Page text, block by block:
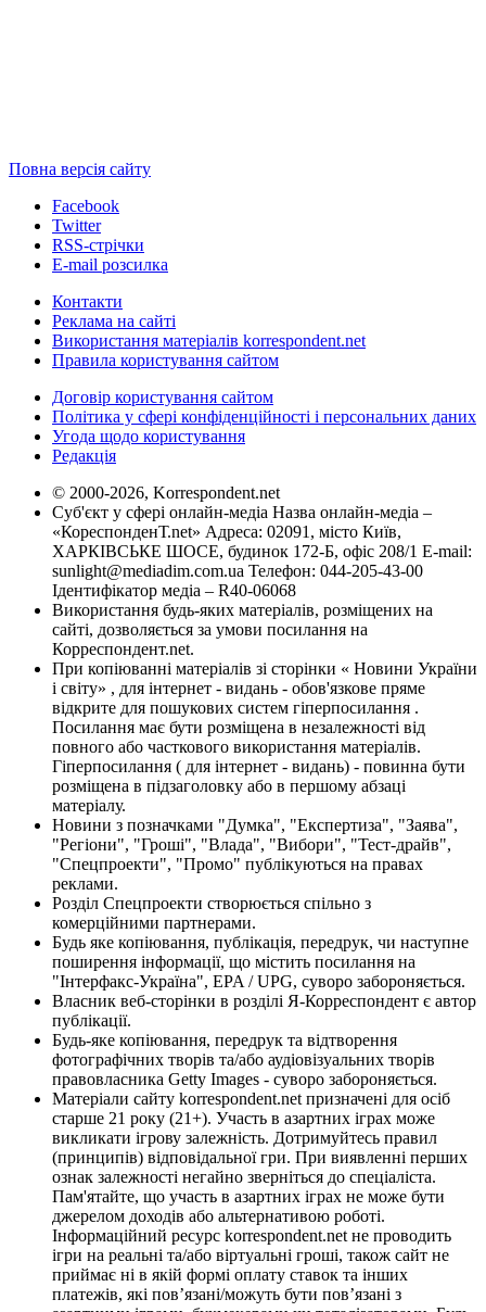
Повна версія сайту
Facebook
Twitter
RSS-стрічки
E-mail розсилка
Контакти
Реклама на сайті
Використання матеріалів korrespondent.net
Правила користування сайтом
Договір користування сайтом
Політика у сфері конфіденційності і персональних даних
Угода щодо користування
Редакція
© 2000-2026, Korrespondent.net
Суб'єкт у сфері онлайн-медіа Назва онлайн-медіа –
«КореспонденТ.net» Адреса: 02091, місто Київ,
ХАРКІВСЬКЕ ШОСЕ, будинок 172-Б, офіс 208/1 E-mail:
sunlight@mediadim.com.ua Телефон: 044-205-43-00
Ідентифікатор медіа – R40-06068
Використання будь-яких матеріалів, розміщених на
сайті, дозволяється за умови посилання на
Корреспондент.net.
При копіюванні матеріалів зі сторінки « Новини України
і світу» , для інтернет - видань - обов'язкове пряме
відкрите для пошукових систем гіперпосилання .
Посилання має бути розміщена в незалежності від
повного або часткового використання матеріалів.
Гіперпосилання ( для інтернет - видань) - повинна бути
розміщена в підзаголовку або в першому абзаці
матеріалу.
Новини з позначками "Думка", "Експертиза", "Заява",
"Регіони", "Гроші", "Влада", "Вибори", "Тест-драйв",
"Спецпроекти", "Промо" публікуються на правах
реклами.
Розділ Спецпроекти створюється спільно з
комерційними партнерами.
Будь яке копіювання, публікація, передрук, чи наступне
поширення інформації, що містить посилання на
"Інтерфакс-Україна", EPA / UPG, суворо забороняється.
Власник веб-сторінки в розділі Я-Корреспондент є автор
публікації.
Будь-яке копіювання, передрук та відтворення
фотографічних творів та/або аудіовізуальних творів
правовласника Getty Images - суворо забороняється.
Матеріали сайту korrespondent.net призначені для осіб
старше 21 року (21+). Участь в азартних іграх може
викликати ігрову залежність. Дотримуйтесь правил
(принципів) відповідальної гри. При виявленні перших
ознак залежності негайно зверніться до спеціаліста.
Пам'ятайте, що участь в азартних іграх не може бути
джерелом доходів або альтернативою роботі.
Інформаційний ресурс korrespondent.net не проводить
ігри на реальні та/або віртуальні гроші, також сайт не
приймає ні в якій формі оплату ставок та інших
платежів, які пов’язані/можуть бути пов’язані з